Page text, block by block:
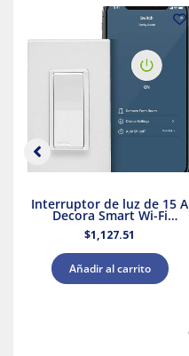
Interruptor de luz de 15 A
Decora Smart Wi-Fi
Leviton
$1,127.51
Añadir al carrito